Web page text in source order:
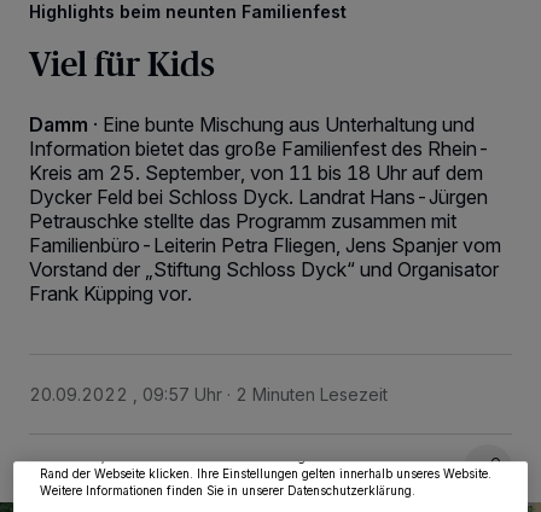
Highlights beim neunten Familienfest
Viel für Kids
Damm · Eine bunte Mischung aus Unterhaltung und
Information bietet das große Familienfest des Rhein-
Kreis am 25. September, von 11 bis 18 Uhr auf dem
Dycker Feld bei Schloss Dyck. Landrat Hans-Jürgen
Petrauschke stellte das Programm zusammen mit
Familienbüro-Leiterin Petra Fliegen, Jens Spanjer vom
Vorstand der „Stiftung Schloss Dyck“ und Organisator
Frank Küpping vor.
20.09.2022 , 09:57 Uhr 2 Minuten Lesezeit
Partner verarbeiten Daten, um Ihnen Dienste bereitzustellen“ aufgeführten
Zwecke. Wenn Tracker deaktiviert sind, sind manche Inhalte und Anzeigen
Rand der Webseite klicken. Ihre Einstellungen gelten innerhalb unseres Website.
Weitere Informationen finden Sie in unserer Datenschutzerklärung.